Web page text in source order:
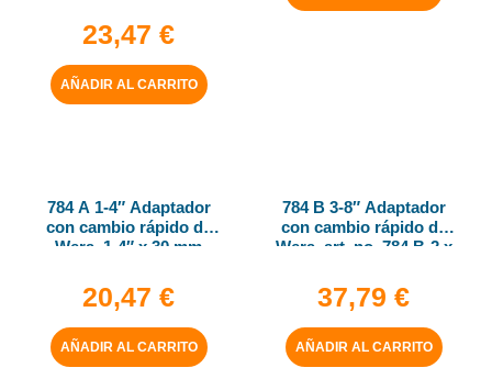
23,47 €
AÑADIR AL CARRITO
784 A 1-4″ Adaptador
con cambio rápido de
Wera, 1-4″ x 30 mm
20,47 €
AÑADIR AL CARRITO
784 B 3-8″ Adaptador
con cambio rápido de
Wera, art. no. 784 B-2 x
37,79 €
AÑADIR AL CARRITO